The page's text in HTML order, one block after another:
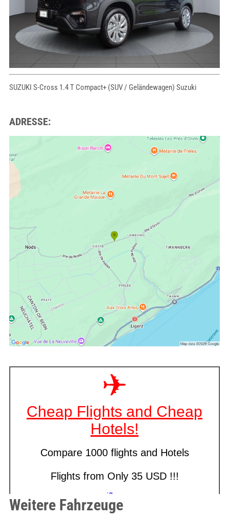
SUZUKI S-Cross 1.4 T Compact+ (SUV / Geländewagen) Suzuki
ADRESSE:
Weitere Fahrzeuge